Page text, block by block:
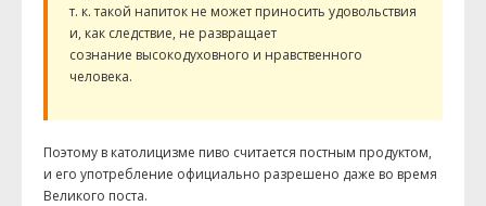
т. к. такой напиток не может приносить удовольствия
и, как следствие, не развращает
сознание высокодуховного и нравственного
человека.
Поэтому в католицизме пиво считается постным продуктом,
и его употребление официально разрешено даже во время
Великого поста.